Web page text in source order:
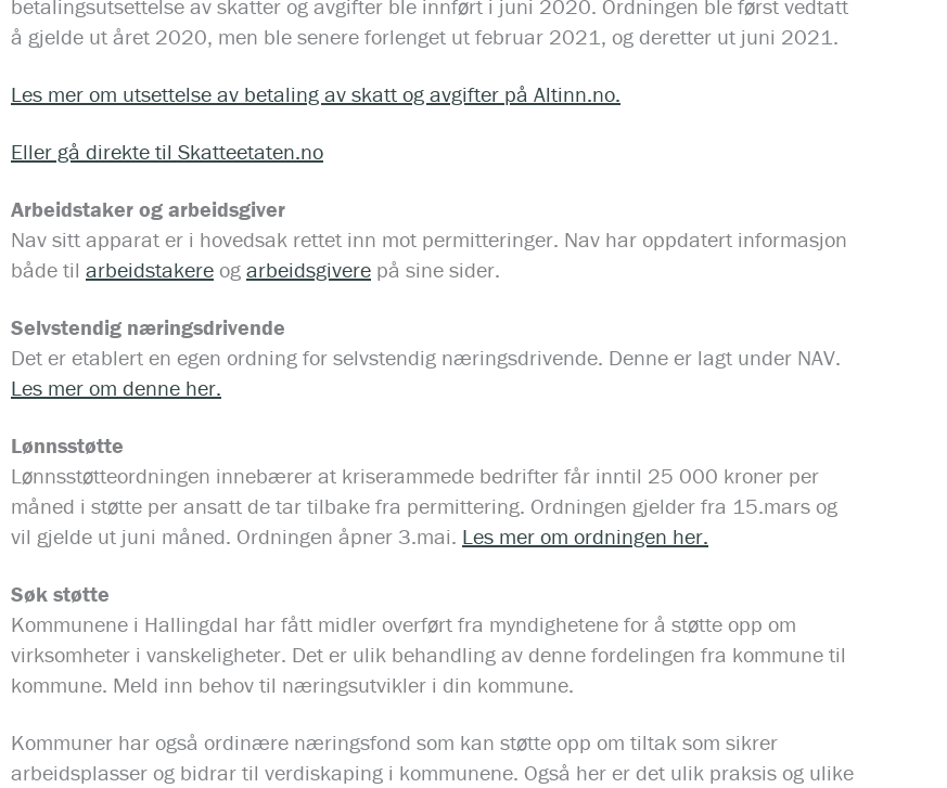
betalingsutsettelse av skatter og avgifter ble innført i juni 2020. Ordningen ble først vedtatt
å gjelde ut året 2020, men ble senere forlenget ut februar 2021, og deretter ut juni 2021.
Les mer om utsettelse av betaling av skatt og avgifter på Altinn.no.
Eller gå direkte til Skatteetaten.no
Arbeidstaker og arbeidsgiver
Nav sitt apparat er i hovedsak rettet inn mot permitteringer. Nav har oppdatert informasjon
både til arbeidstakere og arbeidsgivere på sine sider.
Selvstendig næringsdrivende
Det er etablert en egen ordning for selvstendig næringsdrivende. Denne er lagt under NAV.
Les mer om denne her.
Lønnsstøtte
Lønnsstøtteordningen innebærer at kriserammede bedrifter får inntil 25 000 kroner per
måned i støtte per ansatt de tar tilbake fra permittering. Ordningen gjelder fra 15.mars og
vil gjelde ut juni måned. Ordningen åpner 3.mai. Les mer om ordningen her.
Søk støtte
Kommunene i Hallingdal har fått midler overført fra myndighetene for å støtte opp om
virksomheter i vanskeligheter. Det er ulik behandling av denne fordelingen fra kommune til
kommune. Meld inn behov til næringsutvikler i din kommune.
Kommuner har også ordinære næringsfond som kan støtte opp om tiltak som sikrer
arbeidsplasser og bidrar til verdiskaping i kommunene. Også her er det ulik praksis og ulike